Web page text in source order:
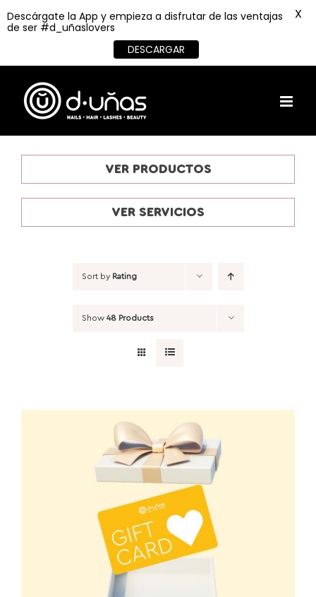
content
VER PRODUCTOS
VER SERVICIOS
Sort by Rating
Show 48 Products
Descárgate la App y empieza a disfrutar de las ventajas
de ser #d_uñaslovers
DESCARGAR
X